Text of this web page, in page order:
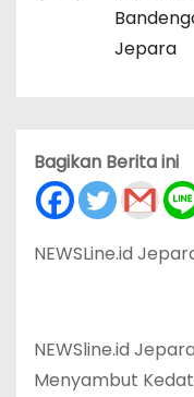
Jepara
Bagikan Berita ini
NEWSLine.id
NEWSline.id
Menyambut